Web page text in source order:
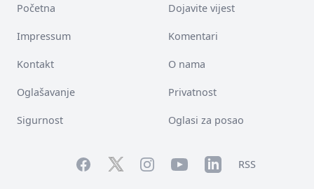
Početna Dojavite vijest
Impressum Komentari
Kontakt O nama
Oglašavanje Privatnost
Sigurnost Oglasi za posao
FacebookTwitterInstagramYouTubeLinkedInRSS